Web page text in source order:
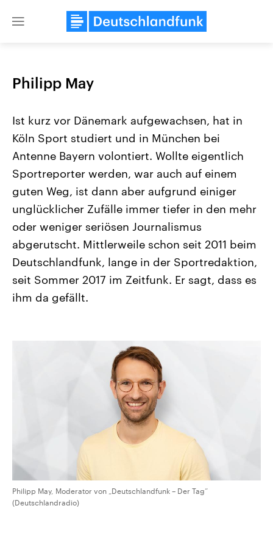
Close
Landtagswahl Sachsen-Anhalt
2026
Alle Informationen
Sachsen-Anhalt wählt am 6.
September 2026 einen neuen
Landtag. Seit 2021 wird das
Bundesland von einer Koalition aus
CDU, SPD und FDP regiert.-
Umfragen, Prognosen,
Wahlprogramme, aktuelle Berichte
USA
Aktuelle Beiträge,
Hintergründe
Wirtschaftlich und
gehören die Vereinigten
den mächtigsten Ländern
mit großem Einfluss auf
aktuelle Weltgeschehen.
Audio-Archiv
Philipp May
Ist kurz vor Dänemark aufgewachsen, hat in
Köln Sport studiert und in München bei
Antenne Bayern volontiert. Wollte eigentlich
Sportreporter werden, war auch auf einem
guten Weg, ist dann aber aufgrund einiger
unglücklicher Zufälle immer tiefer in den mehr
oder weniger seriösen Journalismus
abgerutscht. Mittlerweile schon seit 2011 beim
Deutschlandfunk, lange in der Sportredaktion,
seit Sommer 2017 im Zeitfunk. Er sagt, dass es
ihm da gefällt.
Philipp May, Moderator von „Deutschlandfunk – Der Tag“
(Deutschlandradio)